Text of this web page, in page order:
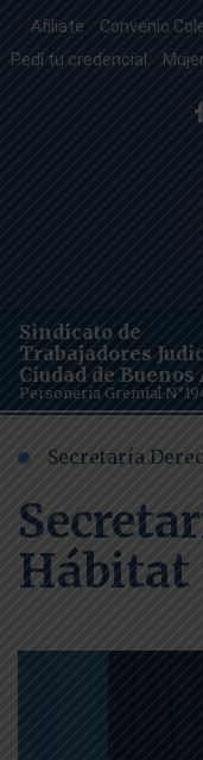
Afiliate Convenio
Pedí tu credencial
Sindicato de
Trabajadores
Ciudad de Buenos
Personería Gremial
Secretaría
Hábitat